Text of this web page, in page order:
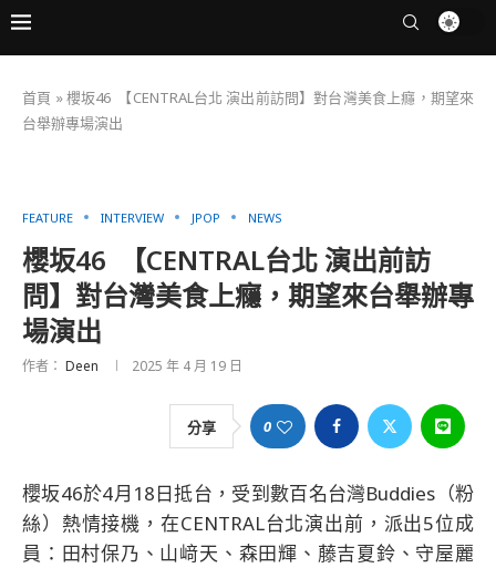
首頁 »櫻坂46 【CENTRAL台北 演出前訪問】對台灣美食上癮，期望來
台舉辦專場演出
FEATURE INTERVIEW JPOP NEWS
櫻坂46 【CENTRAL台北 演出前訪
問】對台灣美食上癮，期望來台舉辦專
場演出
作者： Deen 2025 年 4 月 19 日
分享 0
櫻坂46於4月18日抵台，受到數百名台灣Buddies（粉
絲）熱情接機，在CENTRAL台北演出前，派出5位成
員：田村保乃、山﨑天、森田輝、藤吉夏鈴、守屋麗